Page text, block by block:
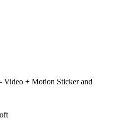
Video + Motion Sticker and